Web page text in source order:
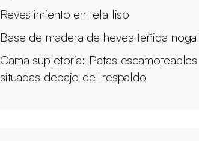
Revestimiento en tela liso
Base de madera de hevea teñida nogal
Cama supletoria: Patas escamoteables
situadas debajo del respaldo